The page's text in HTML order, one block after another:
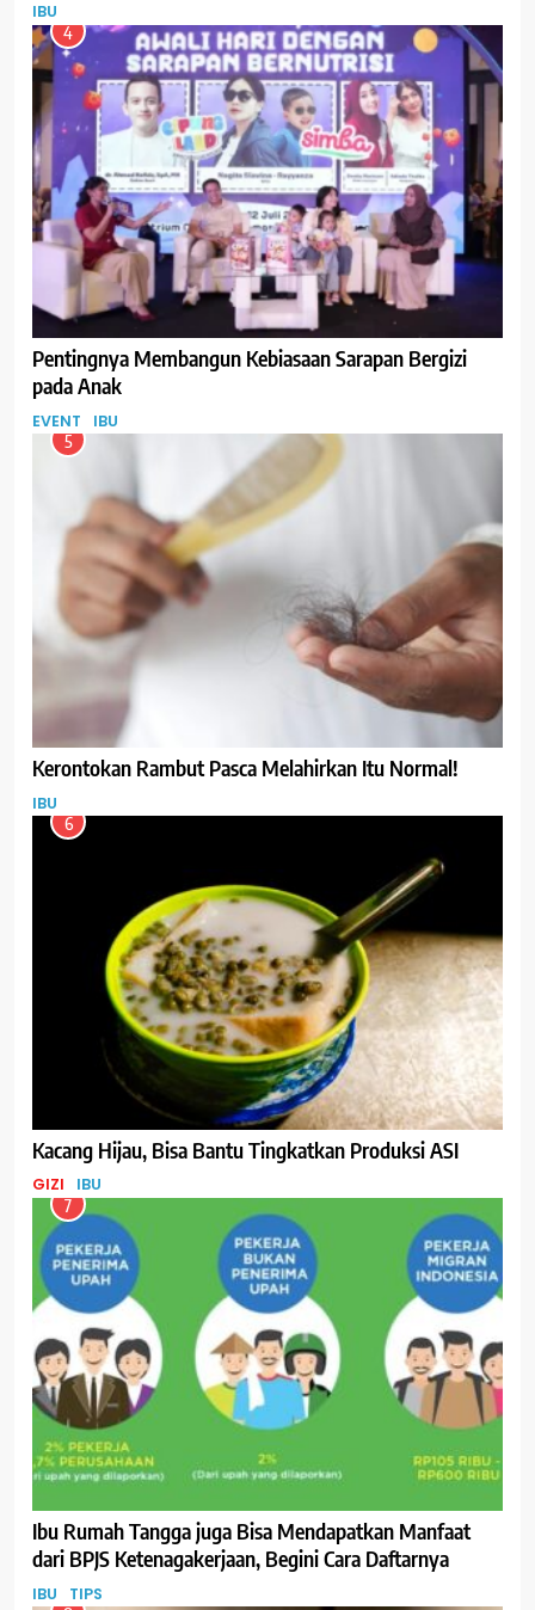
IBU
4
Pentingnya Membangun Kebiasaan Sarapan Bergizi
pada Anak
EVENT IBU
5
Kerontokan Rambut Pasca Melahirkan Itu Normal!
IBU
6
Kacang Hijau, Bisa Bantu Tingkatkan Produksi ASI
GIZI IBU
7
Ibu Rumah Tangga juga Bisa Mendapatkan Manfaat
dari BPJS Ketenagakerjaan, Begini Cara Daftarnya
IBU TIPS